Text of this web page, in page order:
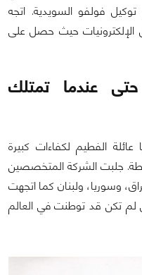
فولفو السويدية. اتجه
الإلكترونيات حيث حصل على
عندما تمتلك
عائلة الفطيم لكفاءات كبيرة
جلبت الشركة المتخصصين
وسوريا، ولبنان كما اتجهت
لم تكن قد توطنت في العالم